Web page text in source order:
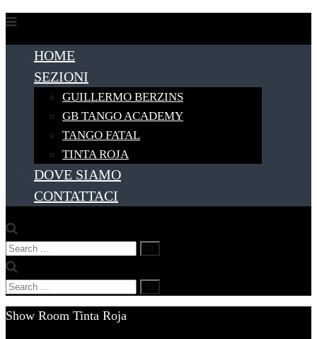
Skip
contentHOME
SEZIONI
GUILLERMO BERZINS
GB TANGO ACADEMY
TANGO FATAL
TINTA ROJA
DOVE SIAMO
CONTATTACI
Search
for:
Search
for:
Show Room Tinta Roja